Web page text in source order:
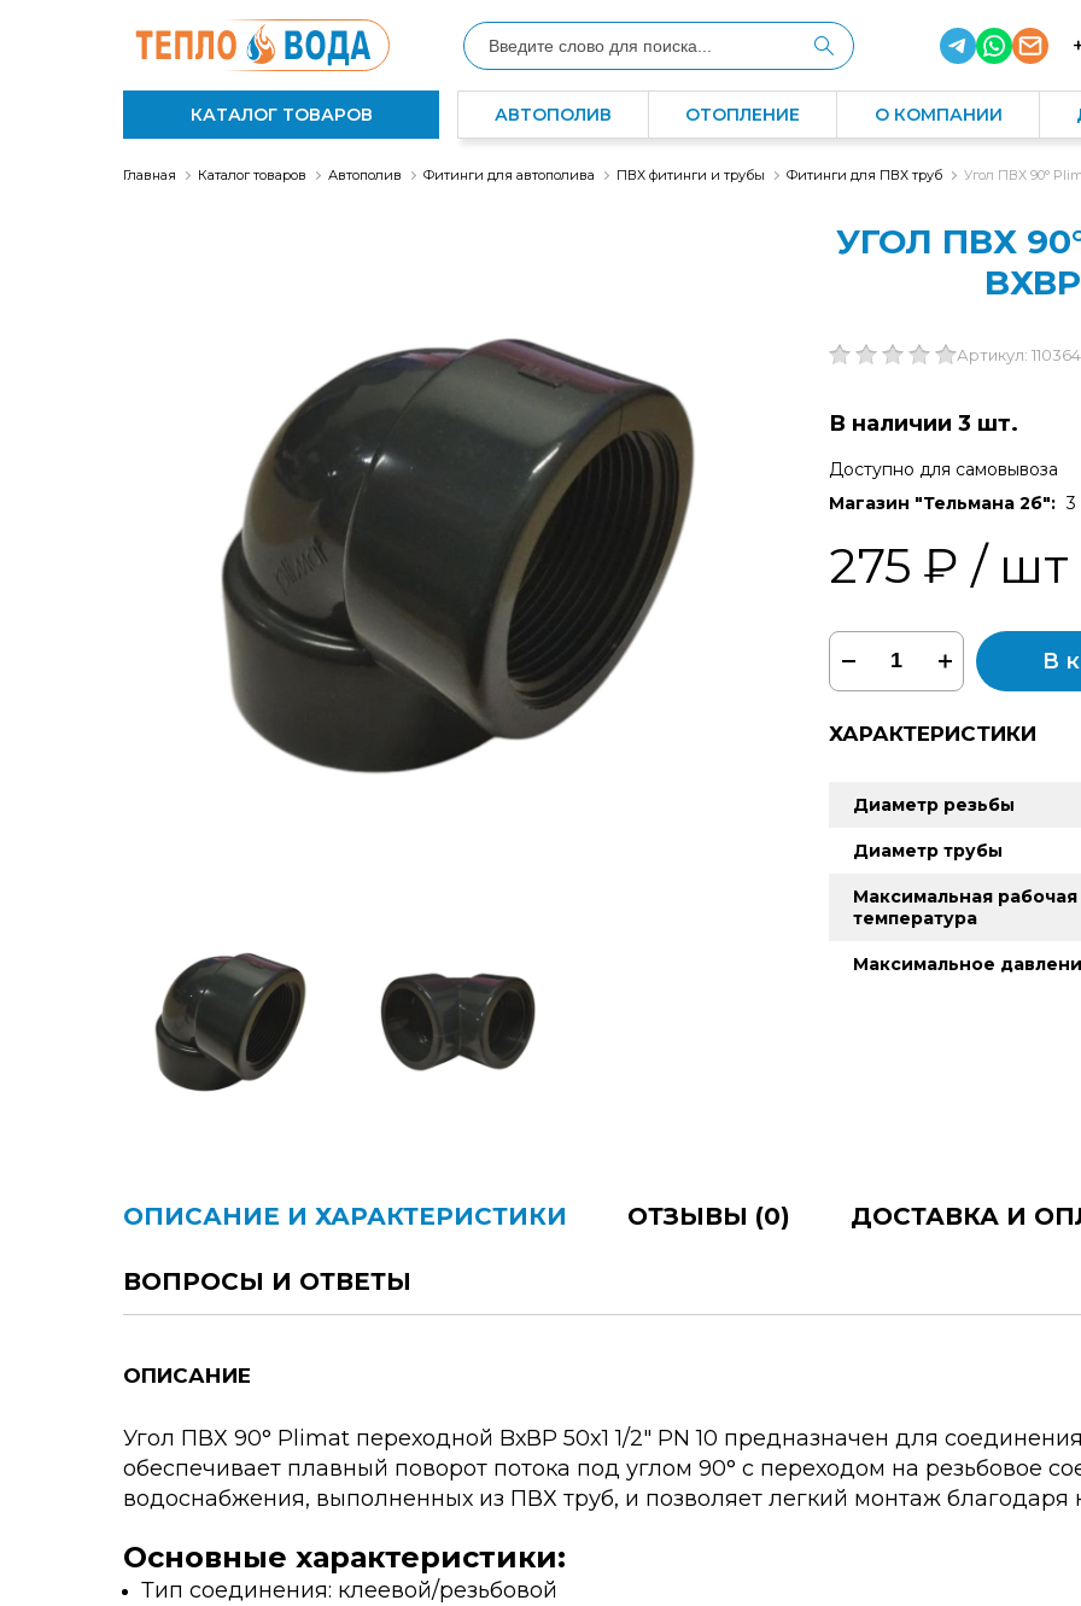
КАТАЛОГ ТОВАРОВ АВТОПОЛИВ ОТОПЛЕНИЕ О КОМПАНИИ
Главная Каталог товаров Автополив Фитинги для автополива ПВХ фитинги и трубы Фитинги для ПВХ труб Угол ПВХ 90°
УГОЛ ПВХ
Артикул: 110364
В наличии 3 шт.
Доступно для самовывоза
Магазин "Тельмана 2б": 3
275 ₽ / шт
В
ХАРАКТЕРИСТИКИ
Диаметр резьбы
Диаметр трубы
Максимальная рабочая
температура
Максимальное
ОПИСАНИЕ И ХАРАКТЕРИСТИКИ ОТЗЫВЫ (0) ДОСТАВКА И
ВОПРОСЫ И ОТВЕТЫ
ОПИСАНИЕ
Угол ПВХ 90° Plimat переходной BхВР 50x1 1/2" PN 10 предназначен для
обеспечивает плавный поворот потока под углом 90° с переходом на резьбовое
водоснабжения, выполненных из ПВХ труб, и позволяет легкий монтаж благодаря
Основные характеристики:
Тип соединения: клеевой/резьбовой